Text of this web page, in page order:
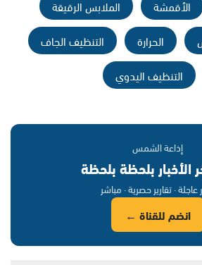
الأقمشة
الملابس الرقيقة
الحرارة
التنظيف الجاف
التنظيف اليدوي
إذاعة الشمس
الأخبار بلحظة بلحظة
عاجلة · تقارير حصرية · مباشر
انضم للقناة ←